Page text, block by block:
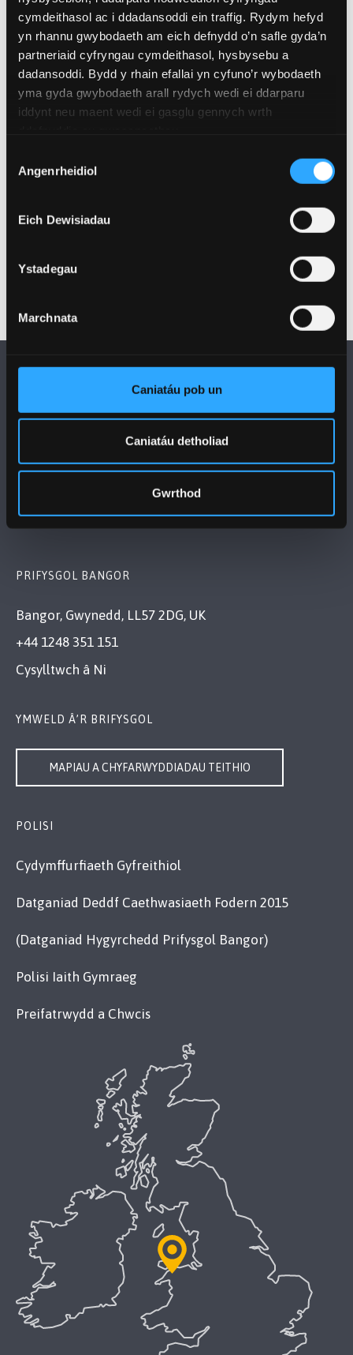
cymdeithasol ac i ddadansoddi ein traffig. Rydym hefyd
yn rhannu gwybodaeth am eich defnydd o’n safle gyda’n
partneriaid cyfryngau cymdeithasol, hysbysebu a
dadansoddi. Bydd y rhain efallai yn cyfuno’r wybodaeth
yma gyda gwybodaeth arall rydych wedi ei ddarparu
iddynt neu maent wedi ei gasglu gennych wrth
Caniatâd
Angenrheidiol
Eich Dewisiadau
Ystadegau
Marchnata
Caniatáu pob un
Caniatáu detholiad
Gwrthod
Adroddiad Blynyddol a Datganiadau
Ariannol 19/20
Datganiadau Tryloywder
Lawrlwytho Datganiad Tryloywder 2023-24
Gweld Datganiad Tryloywder 2022-23
PRIFYSGOL BANGOR
Bangor, Gwynedd, LL57 2DG, UK
+44 1248 351 151
Cysylltwch â Ni
YMWELD Â’R BRIFYSGOL
MAPIAU A CHYFARWYDDIADAU TEITHIO
POLISI
Cydymffurfiaeth Gyfreithiol
Datganiad Deddf Caethwasiaeth Fodern 2015
(Datganiad Hygyrchedd Prifysgol Bangor)
Polisi Iaith Gymraeg
Preifatrwydd a Chwcis